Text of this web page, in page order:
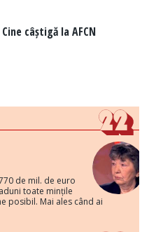
Cine câștigă la AFCN
de mil. de euro
toate mințile
posibil. Mai ales când ai